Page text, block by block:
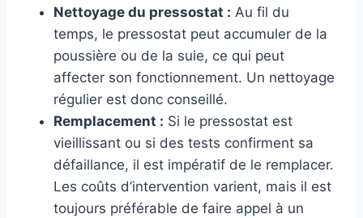
Nettoyage du pressostat : Au fil du
temps, le pressostat peut accumuler de la
poussière ou de la suie, ce qui peut
affecter son fonctionnement. Un nettoyage
régulier est donc conseillé.
Remplacement : Si le pressostat est
vieillissant ou si des tests confirment sa
défaillance, il est impératif de le remplacer.
Les coûts d’intervention varient, mais il est
toujours préférable de faire appel à un